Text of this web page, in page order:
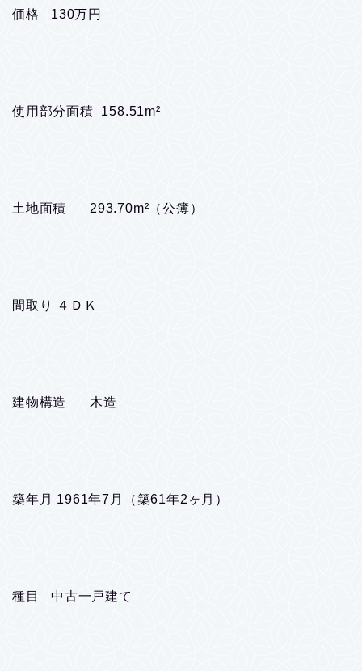
価格 130万円
使用部分面積 158.51m²
土地面積 293.70m²（公簿）
間取り ４ＤＫ
建物構造 木造
築年月 1961年7月（築61年2ヶ月）
種目 中古一戸建て